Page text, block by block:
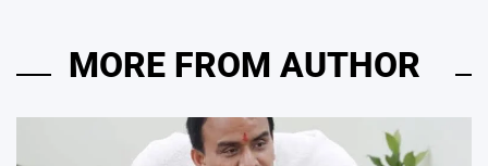
MORE FROM AUTHOR